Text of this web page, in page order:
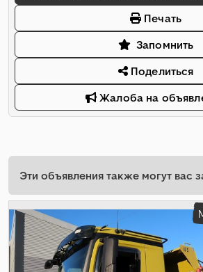
Печать
Запомнить
Поделиться
Жалоба на
Эти объявления также могут вас